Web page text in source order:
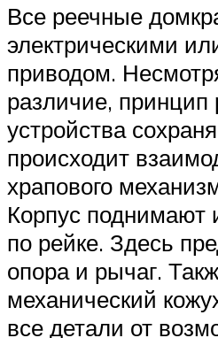
Все реечные
электрическими
приводом.
различие, принцип
устройства
происходит
храпового
Корпус
по рейке. Здесь
опора и рычаг.
механический
все детали от